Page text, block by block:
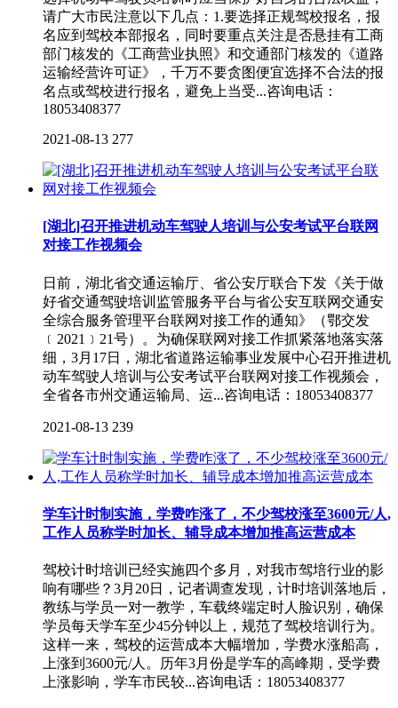
请广大市民注意以下几点：1.要选择正规驾校报名，报
名应到驾校本部报名，同时要重点关注是否悬挂有工商
部门核发的《工商营业执照》和交通部门核发的《道路
运输经营许可证》，千万不要贪图便宜选择不合法的报
名点或驾校进行报名，避免上当受...咨询电话：
18053408377
2021-08-13 277
[湖北]召开推进机动车驾驶人培训与公安考试平台联网
对接工作视频会
日前，湖北省交通运输厅、省公安厅联合下发《关于做
好省交通驾驶培训监管服务平台与省公安互联网交通安
全综合服务管理平台联网对接工作的通知》（鄂交发
﹝2021﹞21号）。为确保联网对接工作抓紧落地落实落
细，3月17日，湖北省道路运输事业发展中心召开推进机
动车驾驶人培训与公安考试平台联网对接工作视频会，
全省各市州交通运输局、运...咨询电话：18053408377
2021-08-13 239
学车计时制实施，学费咋涨了，不少驾校涨至3600元/人,
工作人员称学时加长、辅导成本增加推高运营成本
驾校计时培训已经实施四个多月，对我市驾培行业的影
响有哪些？3月20日，记者调查发现，计时培训落地后，
教练与学员一对一教学，车载终端定时人脸识别，确保
学员每天学车至少45分钟以上，规范了驾校培训行为。
这样一来，驾校的运营成本大幅增加，学费水涨船高，
上涨到3600元/人。历年3月份是学车的高峰期，受学费
上涨影响，学车市民较...咨询电话：18053408377